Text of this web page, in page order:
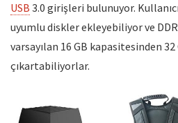
USB 3.0 girişleri bulunuyor.
uyumlu diskler ekleyebiliyor ve
varsayılan 16 GB kapasitesinden 32
çıkartabiliyorlar.